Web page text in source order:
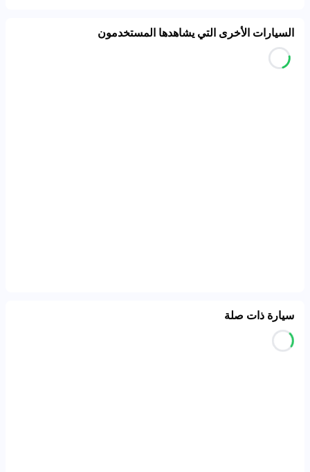
السيارات الأخرى التي يشاهدها المستخدمون
سيارة ذات صلة